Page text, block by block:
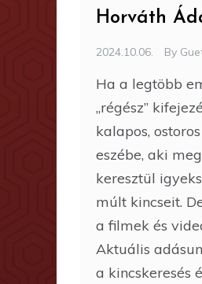
Horváth
2024.10.06. By
Ha a legtöbb
„régész”
kalapos,
eszébe, aki
keresztül
múlt kincseit.
a filmek és
Aktuális
a kincskeresés